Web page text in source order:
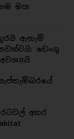
මහ
ඇතැම්
ඩෙංගු
අතර